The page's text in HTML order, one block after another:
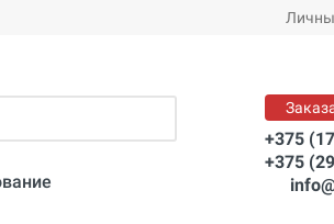
+375
+375
Заказать